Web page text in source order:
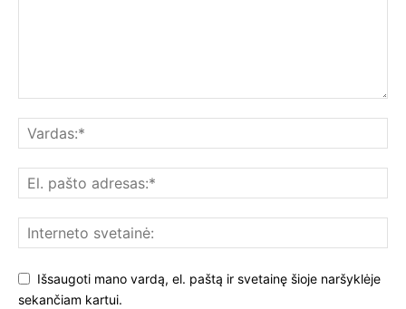
Išsaugoti mano vardą, el. paštą ir svetainę šioje naršyklėje
sekančiam kartui.